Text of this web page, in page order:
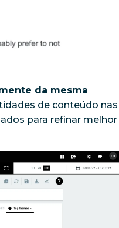
da mesma
de conteúdo nas
para refinar melhor